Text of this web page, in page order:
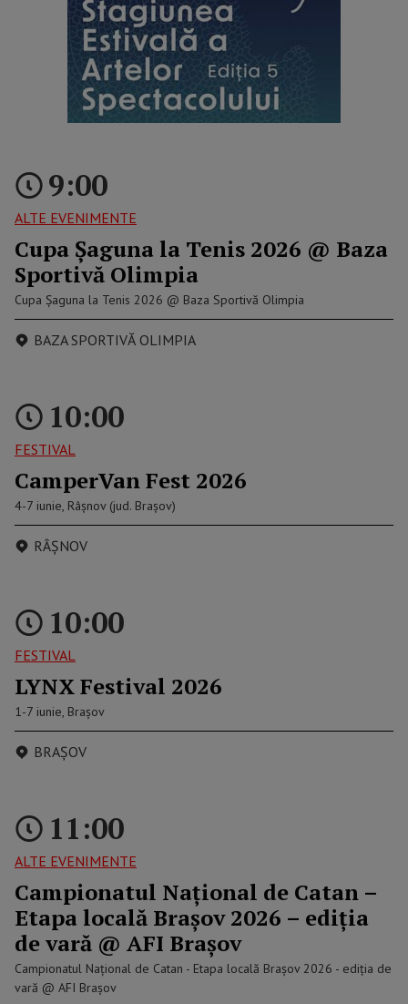
9:00
ALTE EVENIMENTE
Cupa Șaguna la Tenis 2026 @ Baza
Sportivă Olimpia
Cupa Șaguna la Tenis 2026 @ Baza Sportivă Olimpia
BAZA SPORTIVĂ OLIMPIA
10:00
FESTIVAL
CamperVan Fest 2026
4-7 iunie, Râșnov (jud. Brașov)
RÂȘNOV
10:00
FESTIVAL
LYNX Festival 2026
1-7 iunie, Brașov
BRAȘOV
11:00
ALTE EVENIMENTE
Campionatul Național de Catan –
Etapa locală Brașov 2026 – ediția
de vară @ AFI Brașov
Campionatul Național de Catan - Etapa locală Brașov 2026 - ediția de
vară @ AFI Brașov